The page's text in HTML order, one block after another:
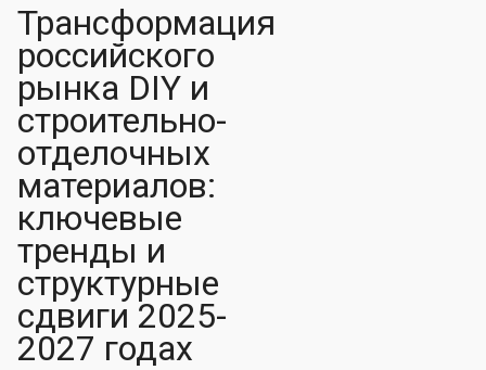
Трансформация
российского
рынка DIY и
строительно-
отделочных
материалов:
ключевые
тренды и
структурные
сдвиги 2025-
2027 годах